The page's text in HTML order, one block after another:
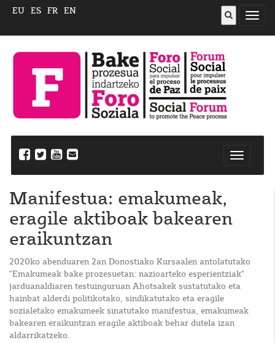
ireki
EU ES FR EN
Manifestua: emakumeak,
eragile aktiboak bakearen
eraikuntzan
2020ko abenduaren 2an Donostiako Kursaalen antolatutako
"Emakumeak bake prozesuetan: nazioarteko esperientziak"
jarduanaldiaren testuinguruan Ahotsakek sustatutako eta
hainbat alderdi politikotako, sindikatutako eta eragile
sozialetako emakumeek sinatutako manifestua, emakumeak
bakearen eraikuntzan eragile aktiboak behar dutela izan
aldarrikatzeko.